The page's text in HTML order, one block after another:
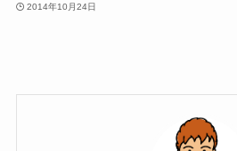
2014年10月24日